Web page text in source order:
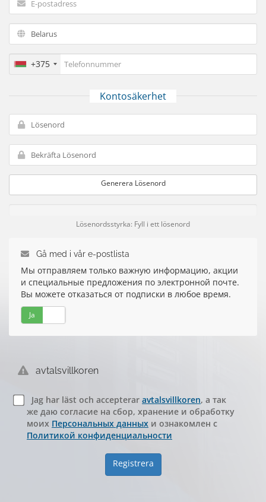
+375
Kontosäkerhet
Generera Lösenord
Lösenordsstyrka: Fyll i ett lösenord
Gå med i vår e-postlista
Мы отправляем только важную информацию, акции
и специальные предложения по электронной почте.
Вы можете отказаться от подписки в любое время.
Ja
avtalsvillkoren
Jag har läst och accepterar avtalsvillkoren, а так
же даю согласие на сбор, хранение и обработку
моих Персональных данных и ознакомлен с
Политикой конфиденциальности